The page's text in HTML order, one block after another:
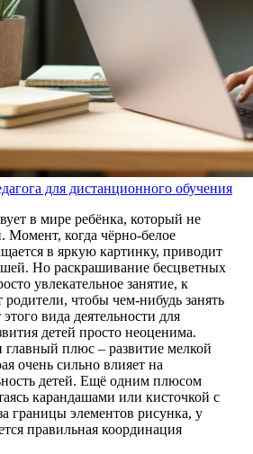
для дистанционного обучения
в мире ребёнка, который не
Момент, когда чёрно-белое
в яркую картинку, приводит
Но раскрашивание бесцветных
увлекательное занятие, к
чтобы чем-нибудь занять
вида деятельности для
детей просто неоценима.
плюс – развитие мелкой
очень сильно влияет на
детей. Ещё одним плюсом
карандашами или кисточкой с
границы элементов рисунка, у
правильная координация